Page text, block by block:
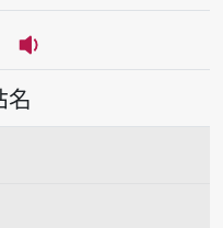
播放音讀Tām-kim
名